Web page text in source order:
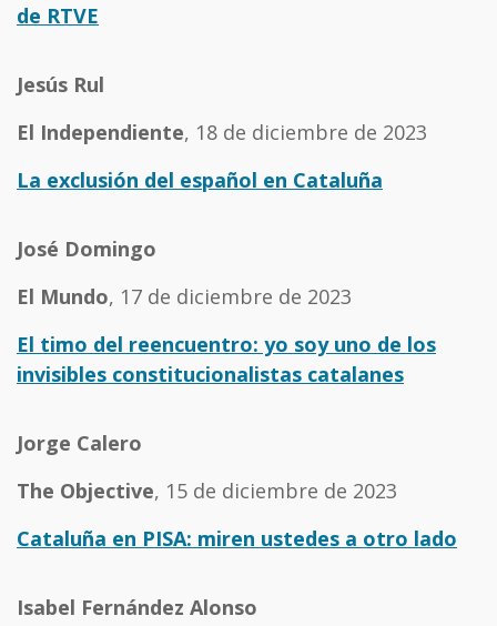
de RTVE
Jesús Rul
El Independiente, 18 de diciembre de 2023
La exclusión del español en Cataluña
José Domingo
El Mundo, 17 de diciembre de 2023
El timo del reencuentro: yo soy uno de los
invisibles constitucionalistas catalanes
Jorge Calero
The Objective, 15 de diciembre de 2023
Cataluña en PISA: miren ustedes a otro lado
Isabel Fernández Alonso